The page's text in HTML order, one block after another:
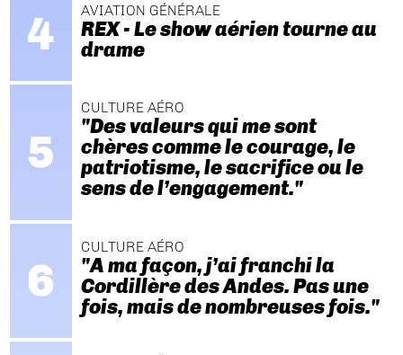
AVIATION GÉNÉRALE
REX - Le show aérien tourne au
drame
CULTURE AÉRO
"Des valeurs qui me sont
chères comme le courage, le
patriotisme, le sacrifice ou le
sens de l’engagement."
CULTURE AÉRO
"A ma façon, j’ai franchi la
Cordillère des Andes. Pas une
fois, mais de nombreuses fois."